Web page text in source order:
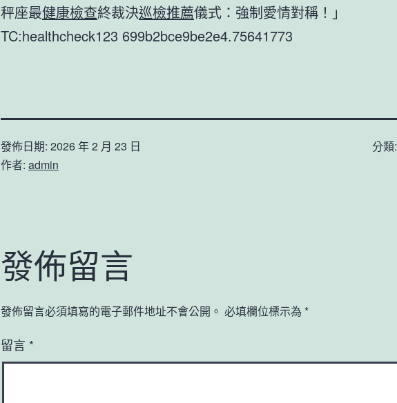
秤座最健康檢查終裁決巡檢推薦儀式：強制愛情對稱！」
TC:healthcheck123 699b2bce9be2e4.75641773
發佈日期: 2026 年 2 月 23 日
作者: admin
分類:
發佈留言
發佈留言必須填寫的電子郵件地址不會公開。 必填欄位標示為 *
留言 *